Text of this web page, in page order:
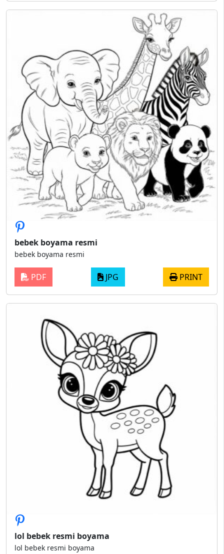
bebek boyama resmi
bebek boyama resmi
PDF JPG PRINT
lol bebek resmi boyama
lol bebek resmi boyama